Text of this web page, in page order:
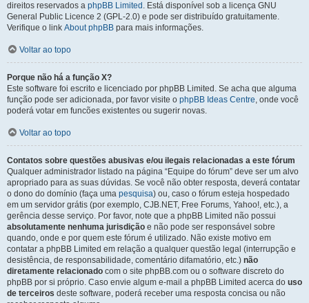
direitos reservados a phpBB Limited . Está disponível sob a licença GNU
General Public Licence 2 (GPL-2.0) e pode ser distribuído gratuitamente.
Verifique o link About phpBB para mais informações.
Voltar ao topo
Porque não há a função X?
Este software foi escrito e licenciado por phpBB Limited. Se acha que alguma
função pode ser adicionada, por favor visite o phpBB Ideas Centre, onde você
poderá votar em funcões existentes ou sugerir novas.
Voltar ao topo
Contatos sobre questões abusivas e/ou ilegais relacionadas a este fórum
Qualquer administrador listado na página “Equipe do fórum” deve ser um alvo
apropriado para as suas dúvidas. Se você não obter resposta, deverá contatar
o dono do domínio (faça uma pesquisa) ou, caso o fórum esteja hospedado
em um servidor grátis (por exemplo, CJB.NET, Free Forums, Yahoo!, etc.), a
gerência desse serviço. Por favor, note que a phpBB Limited não possui
absolutamente nenhuma jurisdição e não pode ser responsável sobre
quando, onde e por quem este fórum é utilizado. Não existe motivo em
contatar a phpBB Limited em relação a qualquer questão legal (interrupção e
desistência, de responsabilidade, comentário difamatório, etc.) não
diretamente relacionado com o site phpBB.com ou o software discreto do
phpBB por si próprio. Caso envie algum e-mail a phpBB Limited acerca do uso
de terceiros deste software, poderá receber uma resposta concisa ou não